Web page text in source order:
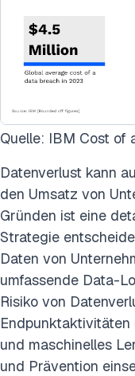
Quelle: IBM Cost of
Datenverlust kann
den Umsatz von
Gründen ist eine
Strategie
Daten von
umfassende Data-
Risiko von
und maschinelles
und Prävention